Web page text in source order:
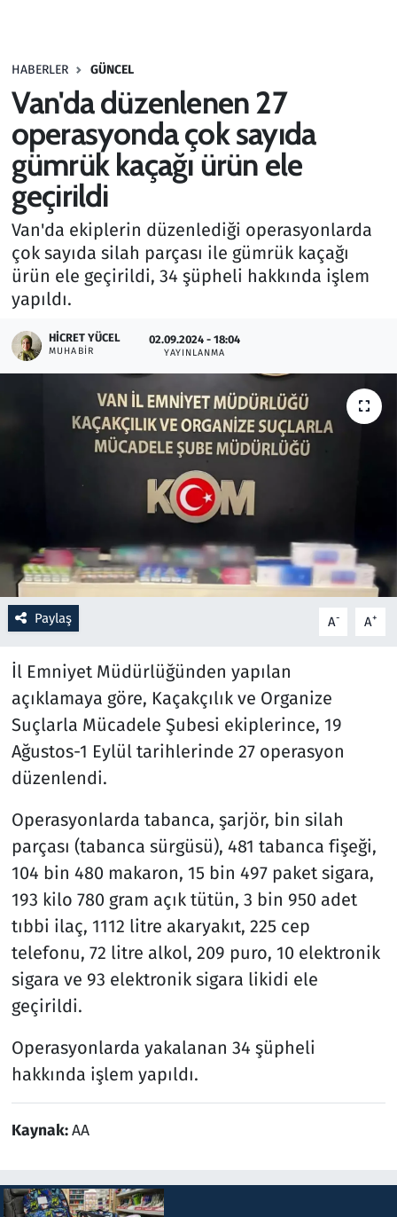
HABERLER GÜNCEL
Van'da düzenlenen 27
operasyonda çok sayıda
gümrük kaçağı ürün ele
geçirildi
Van'da ekiplerin düzenlediği operasyonlarda
çok sayıda silah parçası ile gümrük kaçağı
ürün ele geçirildi, 34 şüpheli hakkında işlem
yapıldı.
HICRET YÜCEL
MUHABIR
02.09.2024 - 18:04
YAYINLANMA
Paylaş A- A+
İl Emniyet Müdürlüğünden yapılan
açıklamaya göre, Kaçakçılık ve Organize
Suçlarla Mücadele Şubesi ekiplerince, 19
Ağustos-1 Eylül tarihlerinde 27 operasyon
düzenlendi.
Operasyonlarda tabanca, şarjör, bin silah
parçası (tabanca sürgüsü), 481 tabanca fişeği,
104 bin 480 makaron, 15 bin 497 paket sigara,
193 kilo 780 gram açık tütün, 3 bin 950 adet
tıbbi ilaç, 1112 litre akaryakıt, 225 cep
telefonu, 72 litre alkol, 209 puro, 10 elektronik
sigara ve 93 elektronik sigara likidi ele
geçirildi.
Operasyonlarda yakalanan 34 şüpheli
hakkında işlem yapıldı.
Kaynak:AA
Haber
Kurumsal Haberler
Lezzet Durağı
Memur ve Kamu
Otomobil
Oyun
Ramazan
Resmi İlanlar
Rüya Tabirleri
Savunma Sanayi
Seçim 2023
Spor
Teknoloji ve Bilim
Televizyon